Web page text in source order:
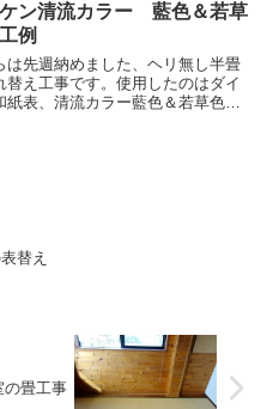
て欲しいとのご相談...
ン清流カラー 藍色＆若草
例
は先週納めました、ヘリ無し半畳
替え工事です。使用したのはダイ
紙表、清流カラー藍色＆若草色の2
替え
畳工事